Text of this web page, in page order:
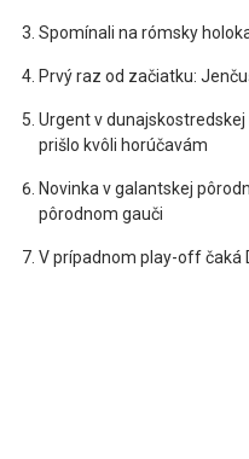
Spomínali na rómsky
Prvý raz od začiatku:
Urgent v
prišlo kvôli horúčavám
Novinka v galantskej
pôrodnom gauči
V prípadnom play-off čaká